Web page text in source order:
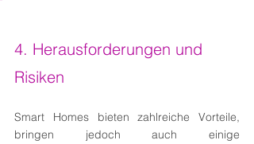
4. Herausforderungen und
Risiken
Smart Homes bieten zahlreiche Vorteile,
bringen jedoch auch einige